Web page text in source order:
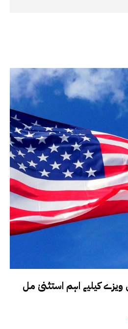
ویزے کیلیے اہم استثنیٰ مل